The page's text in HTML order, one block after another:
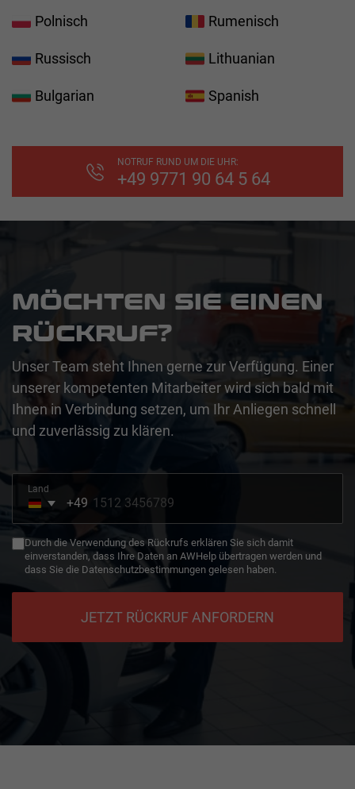
Polnisch Rumenisch
Russisch Lithuanian
Bulgarian Spanish
NOTRUF RUND UM DIE UHR:
+49 9771 90 64 5 64
MÖCHTEN SIE EINEN
RÜCKRUF?
Unser Team steht Ihnen gerne zur Verfügung. Einer
unserer kompetenten Mitarbeiter wird sich bald mit
Ihnen in Verbindung setzen, um Ihr Anliegen schnell
und zuverlässig zu klären.
Land
Germany
+49
+49
Durch die Verwendung des Rückrufs erklären Sie sich damit
einverstanden, dass Ihre Daten an AWHelp übertragen werden und
dass Sie die Datenschutzbestimmungen gelesen haben.
JETZT RÜCKRUF ANFORDERN